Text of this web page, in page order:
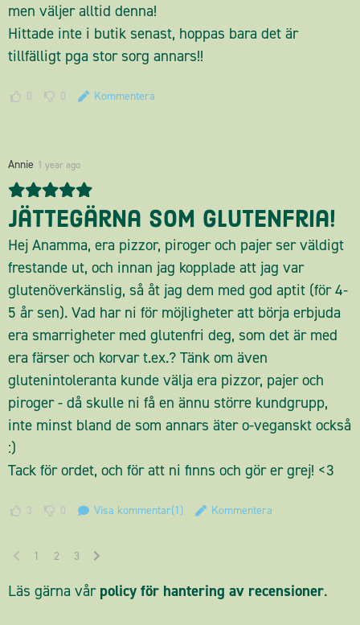
men väljer alltid denna!
Hittade inte i butik senast, hoppas bara det är
tillfälligt pga stor sorg annars!!
0 0 Kommentera
Annie 1 year ago
Jättegärna som glutenfria!
Hej Anamma, era pizzor, piroger och pajer ser väldigt
frestande ut, och innan jag kopplade att jag var
glutenöverkänslig, så åt jag dem med god aptit (för 4-
5 år sen). Vad har ni för möjligheter att börja erbjuda
era smarrigheter med glutenfri deg, som det är med
era färser och korvar t.ex.? Tänk om även
glutenintoleranta kunde välja era pizzor, pajer och
piroger - då skulle ni få en ännu större kundgrupp,
inte minst bland de som annars äter o-veganskt också
:)
Tack för ordet, och för att ni finns och gör er grej! <3
3 0 Visa kommentar(1) Kommentera
1 2 3
Läs gärna vår policy för hantering av recensioner.